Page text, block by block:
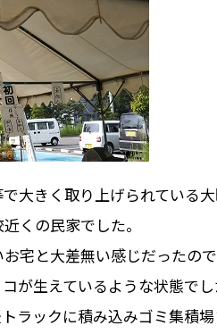
大きく取り上げられている
くの民家でした。
宅と大差無い感じだったの
が生えているような状態でし
ラックに積み込みゴミ集積